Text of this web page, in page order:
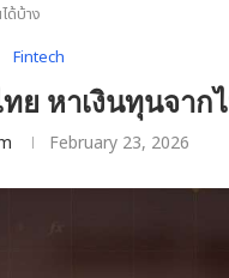
ด้บ้าง
Fintech
ทย หาเงินทุนจาก
February 23, 2026